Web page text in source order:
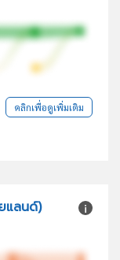
คลิกเพื่อดูเพิ่มเติม
แลนด์)